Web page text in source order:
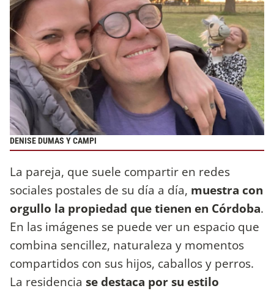
DENISE DUMAS Y CAMPI
La pareja, que suele compartir en redes
sociales postales de su día a día, muestra con
orgullo la propiedad que tienen en Córdoba.
En las imágenes se puede ver un espacio que
combina sencillez, naturaleza y momentos
compartidos con sus hijos, caballos y perros.
La residencia se destaca por su estilo